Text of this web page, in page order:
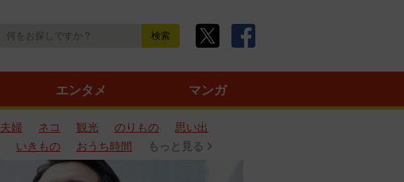
エンタメ マンガ
夫婦 ネコ 観光 のりもの
思い出
いきもの おうち時間 もっと見る